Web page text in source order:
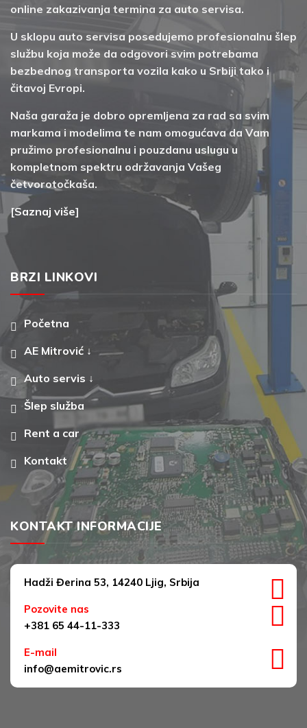
online zakazivanja termina za auto servisa.
U sklopu auto servisa posedujemo profesionalnu šlep
službu koja može da odgovori svim potrebama
bezbednog transporta vozila kako u Srbiji tako i
čitavoj Evropi.
Naša garaža je dobro opremljena za rad sa svim
markama i modelima te nam omogućava da Vam
pružimo profesionalnu i pouzdanu uslugu u
kompletnom spektru održavanja Vašeg
četvorotočkaša.
[Saznaj više]
BRZI LINKOVI
Početna
AE Mitrović ↓
Auto servis ↓
Šlep služba
Rent a car
Kontakt
KONTAKT INFORMACIJE
Hadži Đerina 53, 14240 Ljig, Srbija
Pozovite nas
+381 65 44-11-333
E-mail
info@aemitrovic.rs